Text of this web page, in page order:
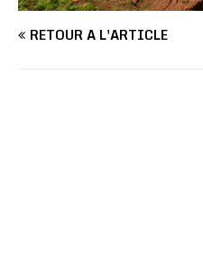
RETOUR À L'ARTICLE